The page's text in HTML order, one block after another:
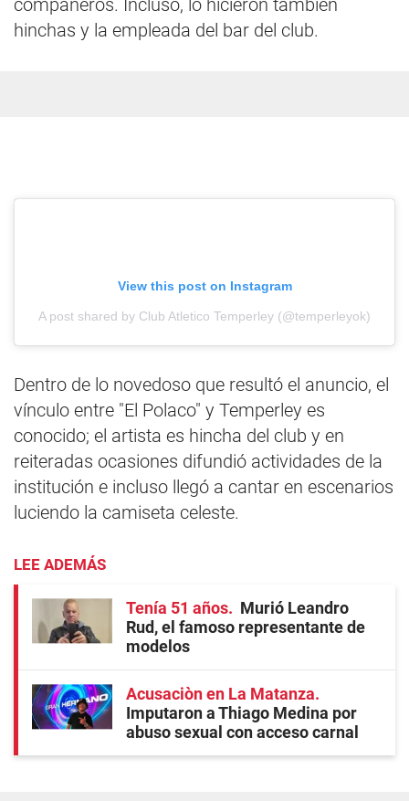
compañeros. Incluso, lo hicieron también
hinchas y la empleada del bar del club.
View this post on Instagram
A post shared by Club Atletico Temperley (@temperleyok)
Dentro de lo novedoso que resultó el anuncio, el
vínculo entre "El Polaco" y Temperley es
conocido; el artista es hincha del club y en
reiteradas ocasiones difundió actividades de la
institución e incluso llegó a cantar en escenarios
luciendo la camiseta celeste.
LEE ADEMÁS
Tenía 51 años
Murió Leandro
Rud, el famoso representante de
modelos
Acusaciòn en La Matanza
Imputaron a Thiago Medina por
abuso sexual con acceso carnal